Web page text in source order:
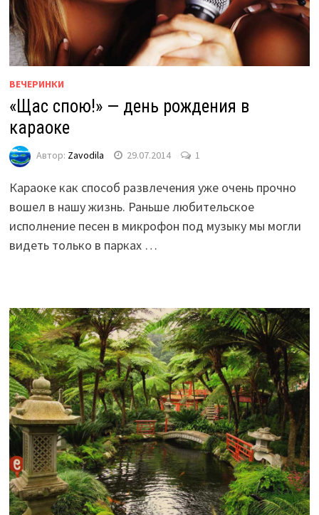
ВЕЧЕРИНКИ
«Щас спою!» — день рождения в
караоке
Автор: Zavodila 29.07.2014 1
Караоке как способ развлечения уже очень прочно
вошел в нашу жизнь. Раньше любительское
исполнение песен в микрофон под музыку мы могли
видеть только в парках …